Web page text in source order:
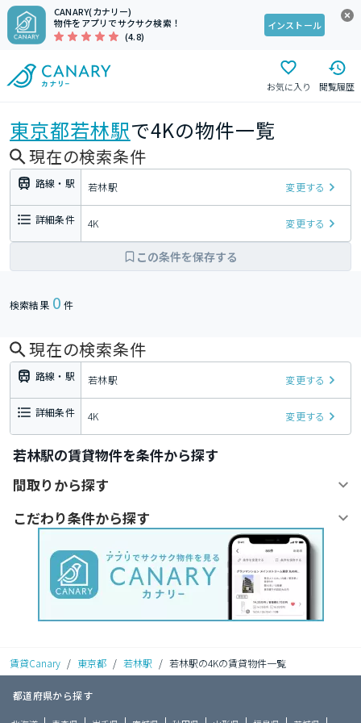
CANARY(カナリー)
物件をアプリでサクサク検索！
(4.8)
インストール
お気に入り 閲覧履歴
東京都若林駅で4Kの物件一覧
現在の検索条件
路線・駅 若林駅 変更する
詳細条件 4K 変更する
この条件を保存する
検索結果 0 件
現在の検索条件
路線・駅 若林駅 変更する
詳細条件 4K 変更する
若林駅の賃貸物件を条件から探す
間取りから探す
こだわり条件から探す
賃貸Canary / 東京都 / 若林駅 / 若林駅の4Kの賃貸物件一覧
都道府県から探す